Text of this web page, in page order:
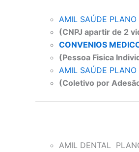
AMIL SAÚDE PLANO
(CNPJ apartir de 2
CONVENIOS
(Pessoa Fisica
AMIL SAÚDE
(Coletivo por
AMIL DENTAL